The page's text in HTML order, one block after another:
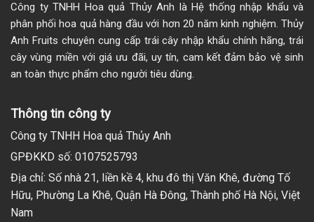
Công ty TNHH Hoa quả Thủy Anh là Hệ thống nhập khẩu và
phân phối hoa quả hàng đầu với hơn 20 năm kinh nghiệm. Thủy
Anh Fruits chuyên cung cấp trái cây nhập khẩu chính hãng, trái
cây vùng miền với giá ưu đãi, uy tín, cam kết đảm bảo vệ sinh
an toàn thực phẩm cho người tiêu dùng.
Thông tin công ty
Công ty TNHH Hoa quả Thủy Anh
GPĐKKD số: 0107525793
Địa chỉ: Số nhà 21, liền kề 4, khu đô thị Văn Khê, đường Tố
Hữu, Phường La Khê, Quận Hà Đông, Thành phố Hà Nội, Việt
Nam